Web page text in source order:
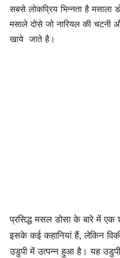
सबसे लोकप्रिय भिन्नता है मसाला
मसाले दोसे जो नारियल की चटनी
खाये जाते है।
प्रसिद्ध मसल डोसा के बारे में एक
इसके कई कहानियां हैं, लेकिन
उडुपी में उत्पन्न हुआ है। यह